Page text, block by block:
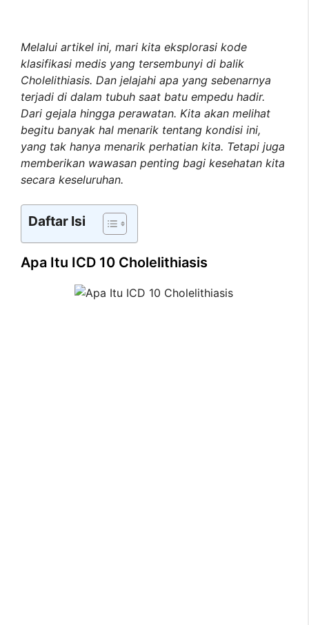
Melalui artikel ini, mari kita eksplorasi kode
klasifikasi medis yang tersembunyi di balik
Cholelithiasis. Dan jelajahi apa yang sebenarnya
terjadi di dalam tubuh saat batu empedu hadir.
Dari gejala hingga perawatan. Kita akan melihat
begitu banyak hal menarik tentang kondisi ini,
yang tak hanya menarik perhatian kita. Tetapi juga
memberikan wawasan penting bagi kesehatan kita
secara keseluruhan.
Daftar Isi
Apa Itu ICD 10 Cholelithiasis